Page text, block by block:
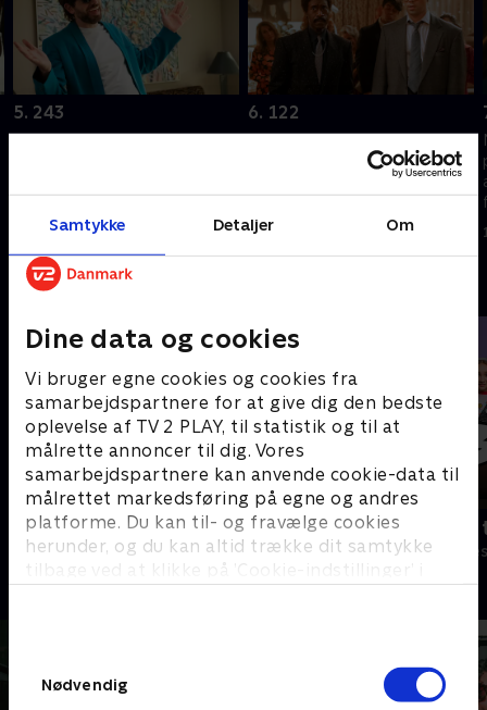
Samtykke Detaljer Om
Dine data og cookies
Vi bruger egne cookies og cookies fra
samarbejdspartnere for at give dig den bedste
oplevelse af TV 2 PLAY, til statistik og til at
målrette annoncer til dig. Vores
samarbejdspartnere kan anvende cookie-data til
målrettet markedsføring på egne og andres
platforme. Du kan til- og fravælge cookies
herunder, og du kan altid trække dit samtykke
tilbage ved at klikke på ’Cookie-indstillinger’ i
Nødvendig
5. 243
får weekendarbejde.
1. juli 2021 • 28 min
6. 122
følelser for Dawn at sløre hans
dømmekraft. Wayne og Yassir
stort skridt.
1. juli 2021 • 27 min
Andre så også
Robssons (dansk tale)
Komedie • 1 sæsoner
Bert (dansk
Komedie • 1